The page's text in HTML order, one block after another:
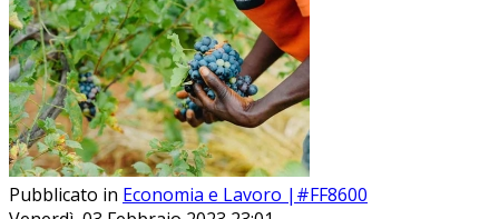
Pubblicato in Economia e Lavoro |#FF8600